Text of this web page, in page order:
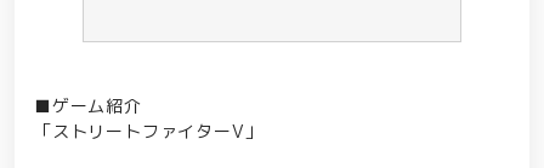
■ゲーム紹介
「ストリートファイターV」